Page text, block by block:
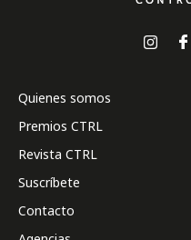
Quienes somos
Premios CTRL
Revista CTRL
Suscríbete
Contacto